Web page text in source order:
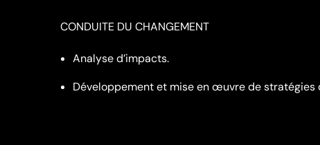
CONDUITE DU CHANGEMENT
Analyse d’impacts.
Développement et mise en œuvre de